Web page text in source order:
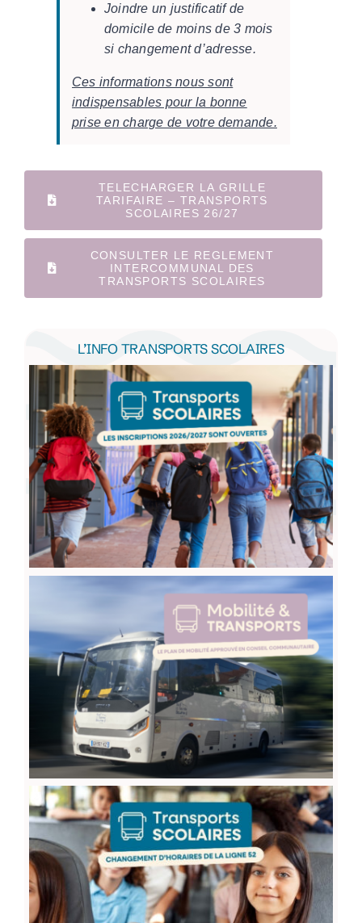
Joindre un justificatif de
domicile de moins de 3 mois
si changement d’adresse.
Ces informations nous sont
indispensables pour la bonne
prise en charge de votre demande.
TELECHARGER LA GRILLE
TARIFAIRE – TRANSPORTS
SCOLAIRES 26/27
CONSULTER LE REGLEMENT
INTERCOMMUNAL DES
TRANSPORTS SCOLAIRES
L’INFO TRANSPORTS SCOLAIRES
Transports scolaires 2026-2027 : les
inscriptions sont ouvertes !
Nouvelle étape pour la mobilité en Sud
Sainte Baume
Transports scolaires : changement
d’horaires de la ligne 52